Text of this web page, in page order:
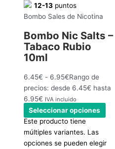
12-13 puntos
Bombo Sales de Nicotina
Bombo Nic Salts –
Tabaco Rubio
10ml
6.45€ - 6.95€Rango de
precios: desde 6.45€ hasta
6.95€ IVA incluido
Seleccionar opciones
Este producto tiene
múltiples variantes. Las
opciones se pueden elegir